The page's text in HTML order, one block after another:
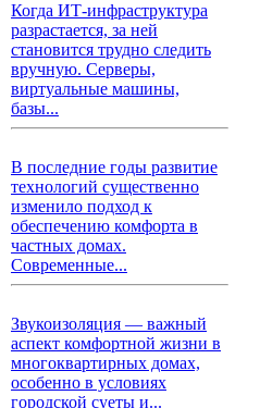
Когда ИТ-инфраструктура
разрастается, за ней
становится трудно следить
вручную. Серверы,
виртуальные машины,
базы...
В последние годы развитие
технологий существенно
изменило подход к
обеспечению комфорта в
частных домах.
Современные...
Звукоизоляция — важный
аспект комфортной жизни в
многоквартирных домах,
особенно в условиях
городской суеты и...